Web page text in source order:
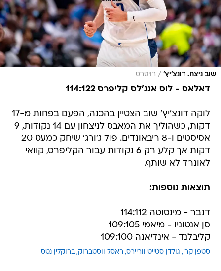
שוב ניצח. דונצ'יץ' / רויטרס
דאלאס - לוס אנג'לס קליפרס 114:122
לוקה דונצ'יץ' שוב הצטיין בהכנה, הפעם בפחות מ-17
דקות, כשהוליך את המאבס לניצחון עם 14 נקודות, 9
אסיסטים ו-8 ריבאונדים. פול ג'ורג' שיחק כמעט 20
דקות אך קלע רק 6 נקודות עבור הקליפרס, קוואי
לאונרד לא שותף.
תוצאות נוספות:
דנבר - מינסוטה 114:112
סן אנטוניו - מיאמי 109:105
קליבלנד - אינדיאנה 109:100
סטפן קרי גולדן סטייט ווריירס ראסל ווסטברוק ברוקלין נטס